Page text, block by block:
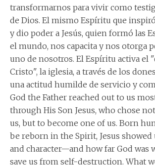
transformarnos para vivir como
de Dios. El mismo Espíritu que
y dio poder a Jesús, quien formó las
el mundo, nos capacita y nos otorga
uno de nosotros. El Espíritu activa el
Cristo", la iglesia, a través de los
una actitud humilde de servicio y
God the Father reached out to us
through His Son Jesus, who chose
us, but to become one of us. Born
be reborn in the Spirit, Jesus showed
and character—and how far God was
save us from self-destruction. What